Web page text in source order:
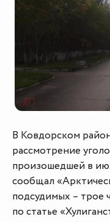
В Ковдорском
рассмотрение
произошедшей в
сообщал
подсудимых – трое
по статье